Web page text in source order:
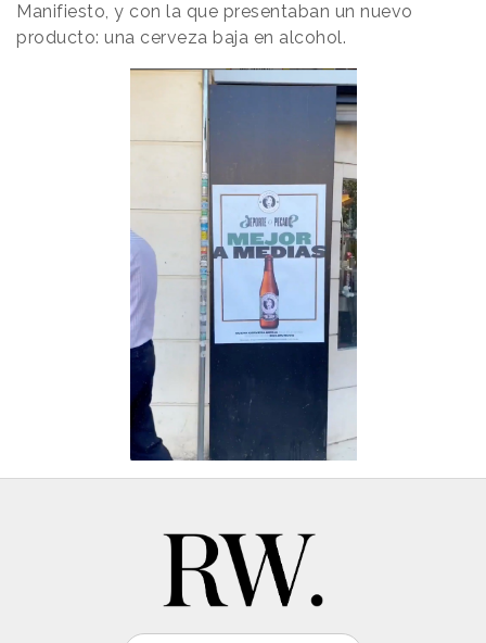
Manifiesto, y con la que presentaban un nuevo
producto: una cerveza baja en alcohol.